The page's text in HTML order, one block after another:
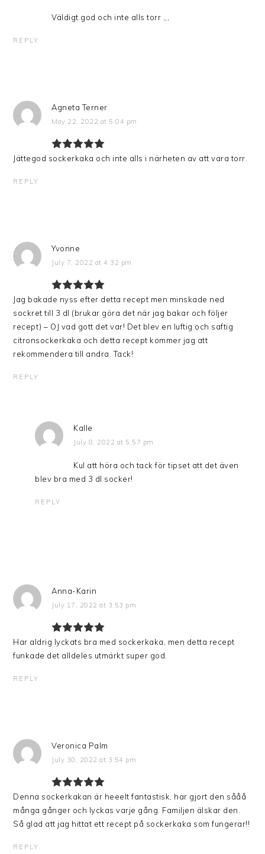
Väldigt god och inte alls torr ,,,
REPLY
Agneta Terner
May 22, 2022 at 5:04 pm
Jättegod sockerkaka och inte alls i närheten av att vara torr.
REPLY
Yvonne
July 7, 2022 at 4:32 pm
Jag bakade nyss efter detta recept men minskade ned
sockret till 3 dl (brukar göra det när jag bakar och följer
recept) – OJ vad gott det var! Det blev en luftig och saftig
citronsockerkaka och detta recept kommer jag att
rekommendera till andra. Tack!
REPLY
Kalle
July 8, 2022 at 5:57 pm
Kul att höra och tack för tipset att det även
blev bra med 3 dl socker!
REPLY
Anna-Karin
July 17, 2022 at 3:53 pm
Har aldrig lyckats bra med sockerkaka, men detta recept
funkade det alldeles utmärkt super god.
REPLY
Veronica Palm
July 30, 2022 at 3:54 pm
Denna sockerkakan är heeelt fantastisk, har gjort den sååå
många gånger och lyckas varje gång. Familjen älskar den.
Så glad att jag hittat ett recept på sockerkaka som fungerar!!
REPLY